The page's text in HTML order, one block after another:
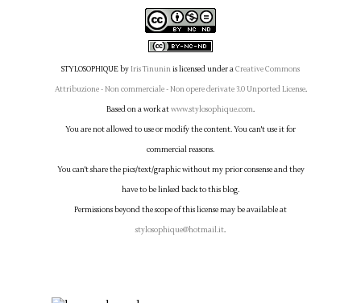
STYLOSOPHIQUEbyIris Tinuninis licensed under aCreative Commons
Attribuzione - Non commerciale - Non opere derivate 3.0 Unported License.
Based on a work atwww.stylosophique.com.
You are not allowed to use or modify the content. You can't use it for
commercial reasons.
You can't share the pics/text/graphic without my prior consense and they
have to be linked back to this blog.
Permissions beyond the scope of this license may be available at
stylosophique@hotmail.it.